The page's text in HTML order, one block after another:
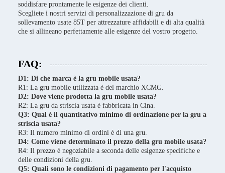
soddisfare prontamente le esigenze dei clienti.
Scegliete i nostri servizi di personalizzazione di gru da
sollevamento usate 85T per attrezzature affidabili e di alta qualità
che si allineano perfettamente alle esigenze del vostro progetto.
FAQ:
D1: Di che marca è la gru mobile usata?
R1: La gru mobile utilizzata è del marchio XCMG.
D2: Dove viene prodotta la gru mobile usata?
R2: La gru da striscia usata è fabbricata in Cina.
Q3: Qual è il quantitativo minimo di ordinazione per la gru a
striscia usata?
R3: Il numero minimo di ordini è di una gru.
D4: Come viene determinato il prezzo della gru mobile usata?
R4: Il prezzo è negoziabile a seconda delle esigenze specifiche e
delle condizioni della gru.
Q5: Quali sono le condizioni di pagamento per l'acquisto